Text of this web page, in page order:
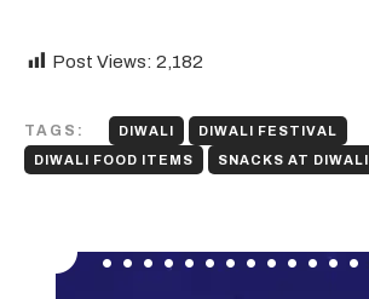
Post Views: 2,182
TAGS: DIWALI
DIWALI FESTIVAL
DIWALI FOOD ITEMS
SNACKS AT DIWALI